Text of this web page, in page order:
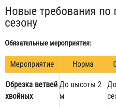
Новые требования по
сезону
Обязательные мероприятия:
Мероприятие Норма
Обрезка ветвей
хвойных
До высоты 2
м
До